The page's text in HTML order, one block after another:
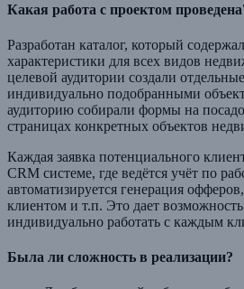
Какая работа с проектом
Разработан каталог, который
характеристики для всех видов
целевой аудитории создали
индивидуально подобранными
аудиторию собирали формы на
страницах конкретных объектов
Каждая заявка потенциального
CRM системе, где ведётся учёт по
автоматизируется генерация
клиентом и т.п. Это дает
индивидуально работать с каждым
Была ли сложность в реализации?